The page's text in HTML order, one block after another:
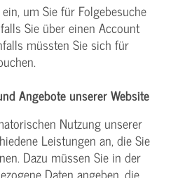
um Sie für Folgebesuche
Sie über einen Account
müssten Sie sich für
Angebote unserer Website
Nutzung unserer
Leistungen an, die Sie
Dazu müssen Sie in der